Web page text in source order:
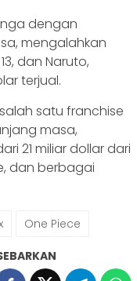
dengan
mengalahkan
dan Naruto,
terjual.
satu franchise
masa,
21 miliar dollar dari
dan berbagai
One Piece